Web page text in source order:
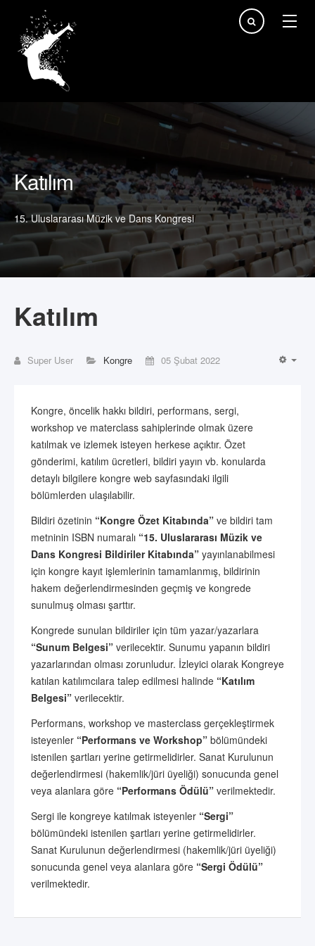
arama...
Katılım
15. Uluslararası Müzik ve Dans Kongresi
Katılım
Super User Kongre 05 Şubat 2022
Kongre, öncelik hakkı bildiri, performans, sergi,
workshop ve materclass sahiplerinde olmak üzere
katılmak ve izlemek isteyen herkese açıktır. Özet
gönderimi, katılım ücretleri, bildiri yayın vb. konularda
detaylı bilgilere kongre web sayfasındaki ilgili
bölümlerden ulaşılabilir.
Bildiri özetinin “Kongre Özet Kitabında” ve bildiri tam
metninin ISBN numaralı “15. Uluslararası Müzik ve
Dans Kongresi Bildiriler Kitabında” yayınlanabilmesi
için kongre kayıt işlemlerinin tamamlanmış, bildirinin
hakem değerlendirmesinden geçmiş ve kongrede
sunulmuş olması şarttır.
Kongrede sunulan bildiriler için tüm yazar/yazarlara
“Sunum Belgesi” verilecektir. Sunumu yapanın bildiri
yazarlarından olması zorunludur. İzleyici olarak Kongreye
katılan katılımcılara talep edilmesi halinde “Katılım
Belgesi” verilecektir.
Performans, workshop ve masterclass gerçekleştirmek
isteyenler “Performans ve Workshop” bölümündeki
istenilen şartları yerine getirmelidirler. Sanat Kurulunun
değerlendirmesi (hakemlik/jüri üyeliği) sonucunda genel
veya alanlara göre “Performans Ödülü” verilmektedir.
Sergi ile kongreye katılmak isteyenler “Sergi”
bölümündeki istenilen şartları yerine getirmelidirler.
Sanat Kurulunun değerlendirmesi (hakemlik/jüri üyeliği)
sonucunda genel veya alanlara göre “Sergi Ödülü”
verilmektedir.